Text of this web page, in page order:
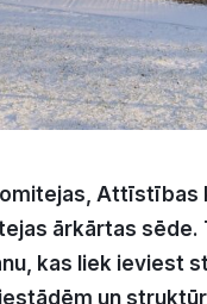
ārkārtas
kas liek ieviest
un